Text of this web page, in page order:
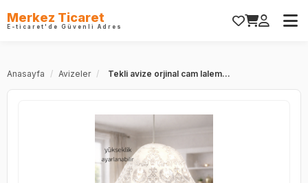
Merkez Ticaret
E-ticaret'de Güvenli Adres
Anasayfa / Avizeler / Tekli avize orjinal cam lalem...